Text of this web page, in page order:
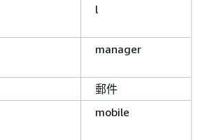
l
manager
郵件
mobile